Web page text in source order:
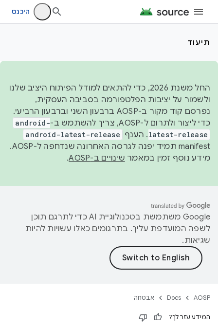
היכנס
תיעוד
החל משנת 2026, כדי להתאים למודל הפיתוח היציב שלנו
ולשמור על יציבות הפלטפורמה בסביבה העסקית,
נפרסם קוד מקור ב-AOSP ברבעון השני וברבעון הרביעי.
כדי ליצור ולתרום ל-AOSP, צריך להשתמש ב-
android-
latest-release. הענף android-latest-release
manifest תמיד יפנה לגרסה האחרונה שנדחפה ל-AOSP.
מידע נוסף זמין במאמר שינויים ב-AOSP .
‫Google משתמשת בטכנולוגיית AI כדי לתרגם תוכן
לשפה המועדפת עליך. בתרגומים כאלו עשויות להיות
שגיאות.
AOSP
Docs אבטחה
המידע עזר לך?